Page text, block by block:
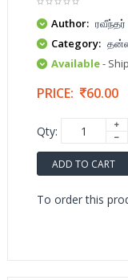
Author: ரவீந்தர்
Category:
Available-
PRICE: 60.00
Qty:
ADD TO CART
To order this